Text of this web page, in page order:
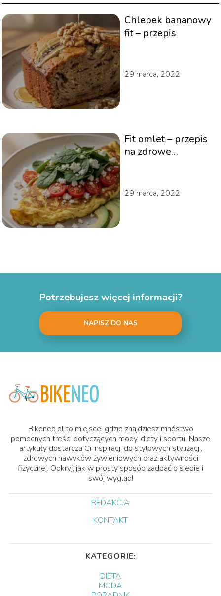
Chlebek bananowy
fit – przepis
29 marca, 2022
Fit omlet – przepis
na zdrowe
29 marca, 2022
Potrzebujesz więcej informacji?
NAPISZ DO NAS
Bikeneo.pl to miejsce, gdzie znajdziesz mnóstwo
pomocnych treści dotyczących mody, diety i sportu. Nasze
artykuły dostarczą Ci inspiracji do stylowych stylizacji,
zdrowych nawyków żywieniowych oraz aktywności
fizycznej. Odkryj, jak w prosty sposób zadbać o siebie i
swój wygląd!
REDAKCJA
KONTAKT
KATEGORIE:
DIETA
MODA